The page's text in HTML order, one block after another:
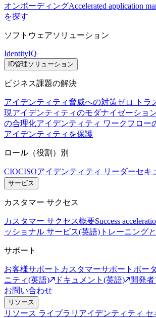
オンボーディングAccelerated application
を探す
ソフトウェアソリューション
IdentityIQ
ID管理ソリューション
ビジネス課題の解決
アイデンティティ脅威への対策ゼロ トラ
現アイデンティティのモダナイゼーショ
の合理化アイデンティティ ワークフロー
アイデンティティを保護
ロール（役割）別
CIOCISOアイデンティティ リーダーセキ
サービス
カスタマー サクセス
カスタマー サクセス概要Success
ッショナル サービス(英語) トレーニング
サポート
お客様サポート カスタマーサポートポー
ニティ(英語)
ドキュメント(英語)
開発
お問い合わせ
リソース
リソース ライブラリ アイデンティティ